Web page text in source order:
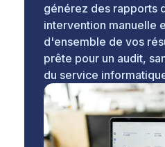
générez des rapports
intervention manuelle
d'ensemble de vos
prête pour un audit,
du service